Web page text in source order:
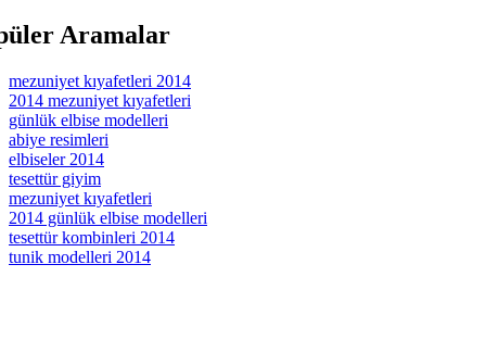
Aramalar
mezuniyet kıyafetleri 2014
2014 mezuniyet kıyafetleri
günlük elbise modelleri
abiye resimleri
elbiseler 2014
tesettür giyim
mezuniyet kıyafetleri
2014 günlük elbise modelleri
tesettür kombinleri 2014
tunik modelleri 2014